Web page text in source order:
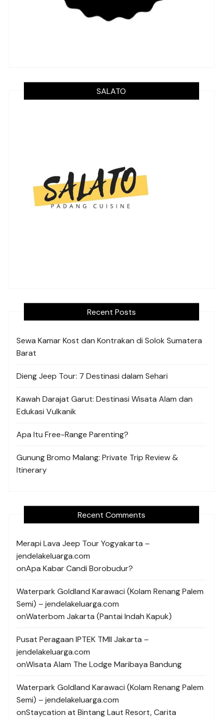
SALATO
Recent Posts
Sewa Kamar Kost dan Kontrakan di Solok Sumatera
Barat
Dieng Jeep Tour: 7 Destinasi dalam Sehari
Kawah Darajat Garut: Destinasi Wisata Alam dan
Edukasi Vulkanik
Apa Itu Free-Range Parenting?
Gunung Bromo Malang: Private Trip Review &
Itinerary
Recent Comments
Merapi Lava Jeep Tour Yogyakarta –
jendelakeluarga.com
onApa Kabar Candi Borobudur?
Waterpark Goldland Karawaci (Kolam Renang Palem
Semi) – jendelakeluarga.com
onWaterbom Jakarta (Pantai Indah Kapuk)
Pusat Peragaan IPTEK TMII Jakarta –
jendelakeluarga.com
onWisata Alam The Lodge Maribaya Bandung
Waterpark Goldland Karawaci (Kolam Renang Palem
Semi) – jendelakeluarga.com
onStaycation at Bintang Laut Resort, Carita